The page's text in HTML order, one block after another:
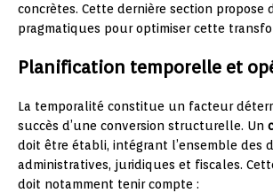
concrètes. Cette dernière section propose
pragmatiques pour optimiser cette
Planification temporelle et
La temporalité constitue un facteur
succès d’une conversion structurelle. Un
doit être établi, intégrant l’ensemble des
administratives, juridiques et fiscales.
doit notamment tenir compte :